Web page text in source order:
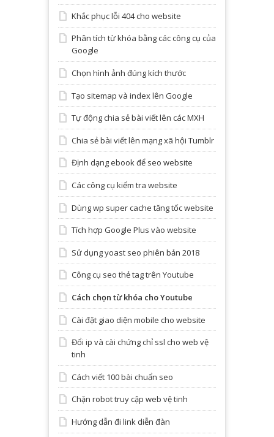
Khắc phục lỗi 404 cho website
Phân tích từ khóa bằng các công cụ của
Google
Chọn hình ảnh đúng kích thước
Tạo sitemap và index lên Google
Tự động chia sẻ bài viết lên các MXH
Chia sẻ bài viết lên mạng xã hội Tumblr
Định dạng ebook để seo website
Các công cụ kiểm tra website
Dùng wp super cache tăng tốc website
Tích hợp Google Plus vào website
Sử dụng yoast seo phiên bản 2018
Công cụ seo thẻ tag trên Youtube
Cách chọn từ khóa cho Youtube
Cài đặt giao diện mobile cho website
Đổi ip và cài chứng chỉ ssl cho web vệ
tinh
Cách viết 100 bài chuẩn seo
Chặn robot truy cập web vệ tinh
Hướng dẫn đi link diễn đàn